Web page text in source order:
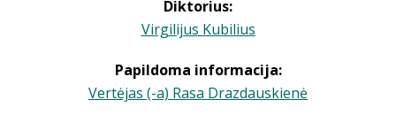
Diktorius:
Virgilijus Kubilius
Papildoma informacija:
Vertėjas (-a) Rasa Drazdauskienė